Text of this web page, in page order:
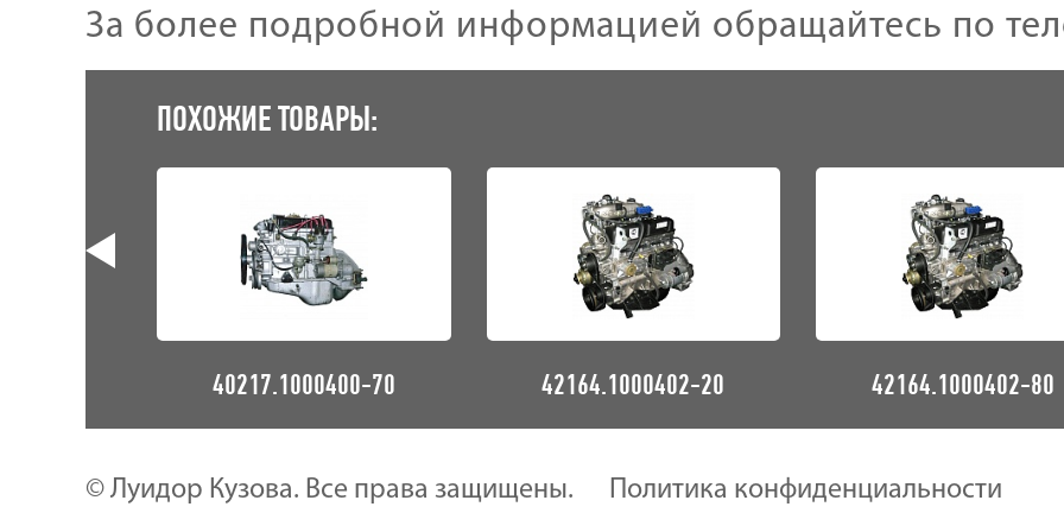
За более подробной информацией обращайтесь по
ПОХОЖИЕ ТОВАРЫ:
40217.1000400-70 42164.1000402-20 42164.1000402-80
© Луидор Кузова. Все права защищены. Политика конфиденциальности